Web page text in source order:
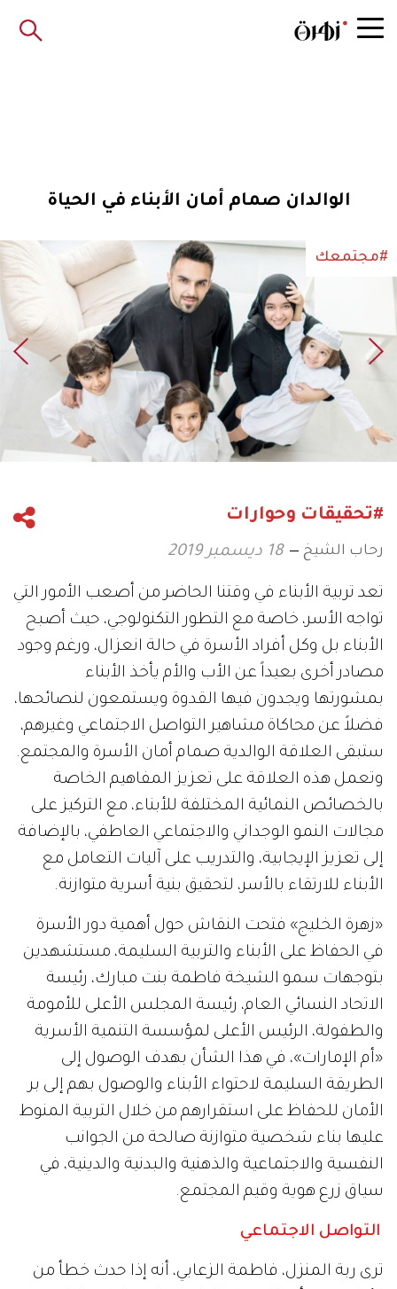
الوالدان صمام أمان الأبناء في الحياة
#مجتمعك
#تحقيقات وحوارات
رحاب الشيخ 18 ديسمبر 2019
تعد تربية الأبناء في وقتنا الحاضر من أصعب الأمور التي
تواجه الأسر، خاصة مع التطور التكنولوجي، حيث أصبح
الأبناء بل وكل أفراد الأسرة في حالة انعزال، ورغم وجود
مصادر أخرى بعيداً عن الأب والأم يأخذ الأبناء
بمشورتها ويجدون فيها القدوة ويستمعون لنصائحها،
فضلاً عن محاكاة مشاهير التواصل الاجتماعي وغيرهم،
ستبقى العلاقة الوالدية صمام أمان الأسرة والمجتمع.
وتعمل هذه العلاقة على تعزيز المفاهيم الخاصة
بالخصائص النمائية المختلفة للأبناء، مع التركيز على
مجالات النمو الوجداني والاجتماعي العاطفي، بالإضافة
إلى تعزيز الإيجابية، والتدريب على آليات التعامل مع
الأبناء للارتقاء بالأسر، لتحقيق بنية أسرية متوازنة.
«زهرة الخليج» فتحت النقاش حول أهمية دور الأسرة
في الحفاظ على الأبناء والتربية السليمة، مستشهدين
بتوجهات سمو الشيخة فاطمة بنت مبارك، رئيسة
الاتحاد النسائي العام، رئيسة المجلس الأعلى للأمومة
والطفولة، الرئيس الأعلى لمؤسسة التنمية الأسرية
«أم الإمارات»، في هذا الشأن بهدف الوصول إلى
الطريقة السليمة لاحتواء الأبناء والوصول بهم إلى بر
الأمان للحفاظ على استقرارهم من خلال التربية المنوط
عليها بناء شخصية متوازنة صالحة من الجوانب
النفسية والاجتماعية والذهنية والبدنية والدينية، في
سياق زرع هوية وقيم المجتمع.
التواصل الاجتماعي
ترى ربة المنزل، فاطمة الزعابي، أنه إذا حدث خطأ من